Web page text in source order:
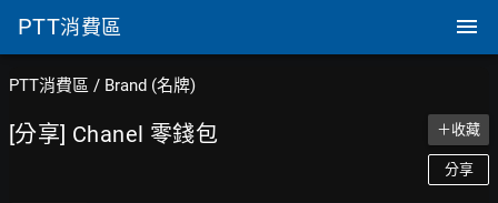
PTT消費區
PTT消費區 / Brand (名牌)
[分享] Chanel 零錢包 ＋收藏
分享